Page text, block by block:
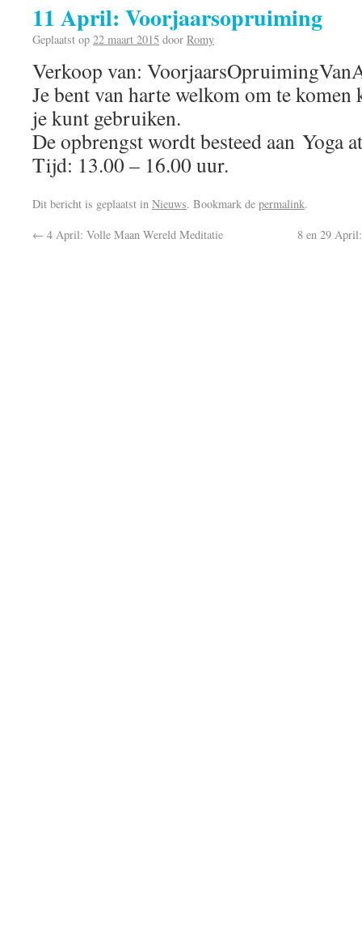
11 April: Voorjaarsopruiming
Geplaatst op 22 maart 2015 door Romy
Verkoop van:
Je bent van harte welkom om te
je kunt gebruiken.
De opbrengst wordt besteed aan Yoga
Tijd: 13.00 – 16.00 uur.
Dit bericht is geplaatst in Nieuws. Bookmark de permalink.
← 4 April: Volle Maan Wereld Meditatie 8 en 29